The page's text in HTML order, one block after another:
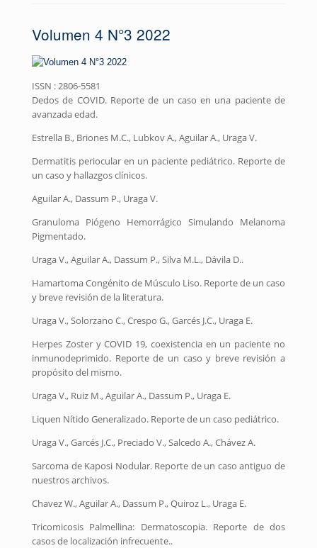
Volumen 4 N°3 2022
ISSN : 2806-5581
Dedos de COVID. Reporte de un caso en una paciente de
avanzada edad.
Estrella B., Briones M.C., Lubkov A., Aguilar A., Uraga V.
Dermatitis periocular en un paciente pediátrico. Reporte de
un caso y hallazgos clínicos.
Aguilar A., Dassum P., Uraga V.
Granuloma Piógeno Hemorrágico Simulando Melanoma
Pigmentado.
Uraga V., Aguilar A., Dassum P., Silva M.L., Dávila D..
Hamartoma Congénito de Músculo Liso. Reporte de un caso
y breve revisión de la literatura.
Uraga V., Solorzano C., Crespo G., Garcés J.C., Uraga E.
Herpes Zoster y COVID 19, coexistencia en un paciente no
inmunodeprimido. Reporte de un caso y breve revisión a
propósito del mismo.
Uraga V., Ruiz M., Aguilar A., Dassum P., Uraga E.
Liquen Nítido Generalizado. Reporte de un caso pediátrico.
Uraga V., Garcés J.C., Preciado V., Salcedo A., Chávez A.
Sarcoma de Kaposi Nodular. Reporte de un caso antiguo de
nuestros archivos.
Chavez W., Aguilar A., Dassum P., Quiroz L., Uraga E.
Tricomicosis Palmellina: Dermatoscopia. Reporte de dos
casos de localización infrecuente..